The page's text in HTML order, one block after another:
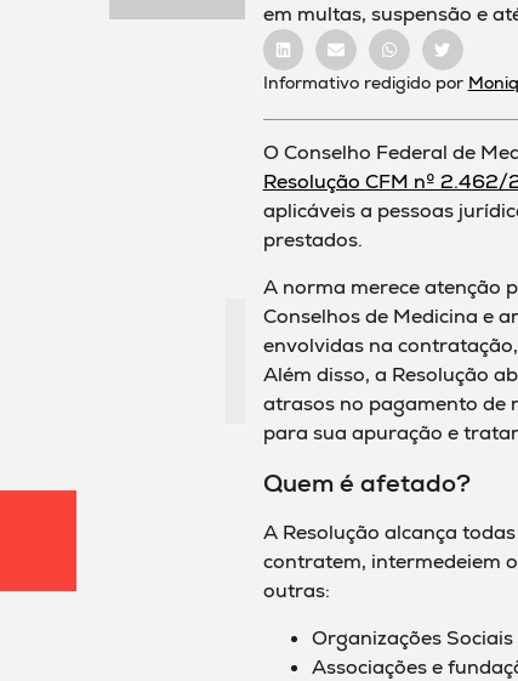
em multas, suspensão e
Informativo redigido por
O Conselho Federal de
Resolução CFM nº
aplicáveis a pessoas
prestados.
A norma merece atenção
Conselhos de Medicina e
envolvidas na
Além disso, a Resolução
atrasos no pagamento de
para sua apuração e
Quem é afetado?
A Resolução alcança
contratem, intermedeiem
outras:
Organizações Sociais
Associações e